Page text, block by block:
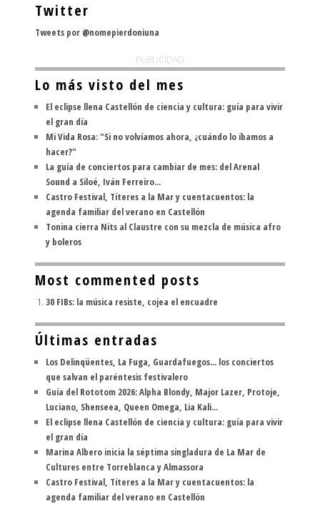
Twitter
Tweets por @nomepierdoniuna
PUBLICIDAD
Lo más visto del mes
El eclipse llena Castellón de ciencia y cultura: guía para vivir
el gran día
Mi Vida Rosa: "Si no volvíamos ahora, ¿cuándo lo íbamos a
hacer?"
La guía de conciertos para cambiar de mes: del Arenal
Sound a Siloé, Iván Ferreiro...
Castro Festival, Títeres a la Mar y cuentacuentos: la
agenda familiar del verano en Castellón
Tonina cierra Nits al Claustre con su mezcla de música afro
y boleros
Most commented posts
30 FIBs: la música resiste, cojea el encuadre
Últimas entradas
Los Delinqüentes, La Fuga, Guardafuegos... los conciertos
que salvan el paréntesis festivalero
Guía del Rototom 2026: Alpha Blondy, Major Lazer, Protoje,
Luciano, Shenseea, Queen Omega, Lia Kali...
El eclipse llena Castellón de ciencia y cultura: guía para vivir
el gran día
Marina Albero inicia la séptima singladura de La Mar de
Cultures entre Torreblanca y Almassora
Castro Festival, Títeres a la Mar y cuentacuentos: la
agenda familiar del verano en Castellón